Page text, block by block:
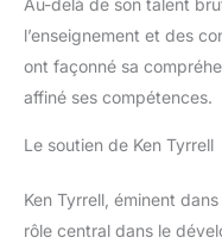
Au-delà de son talent
l’enseignement et des
ont façonné sa
affiné ses compétences.
Le soutien de Ken Tyrrell
Ken Tyrrell, éminent
rôle central dans le